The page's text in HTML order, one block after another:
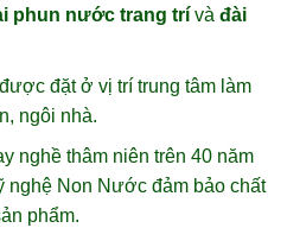
phun nước trang trívà đài
đặt ở vị trí trung tâm làm
ngôi nhà.
nghề thâm niên trên 40 năm
nghệ Non Nước đảm bảo chất
phẩm.